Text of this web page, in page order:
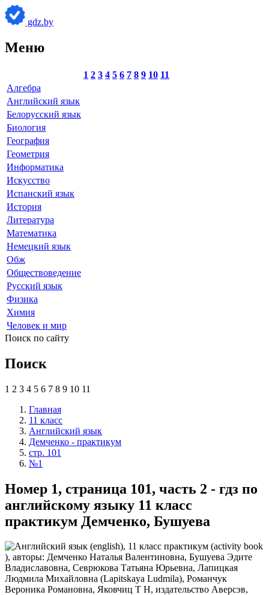
gdz.by
Меню
1 2 3 4 5 6 7 8 9 10 11
Алгебра
Английский язык
Белорусский язык
Биология
География
Геометрия
Информатика
Искусство
Испанский язык
История
Литература
Математика
Немецкий язык
Обж
Обществоведение
Русский язык
Физика
Химия
Человек и мир
Поиск по сайту
Поиск
1 2 3 4 5 6 7 8 9 10 11
Главная
11 класс
Английский язык
Демченко - практикум
стр. 101
№1
Номер 1, страница 101, часть 2 - гдз по
английскому языку 11 класс
практикум Демченко, Бушуева